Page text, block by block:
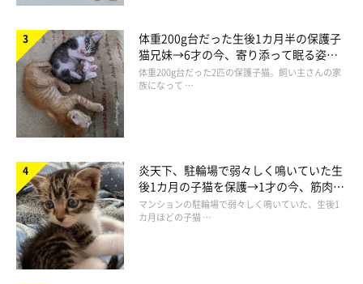
いました。
シャーシャー言われることについては、『これがちょびの挨拶方
法なんだ』と、良いように受け止めるようにしたんです」
体重200g台だった生後1カ月半の保護子
猫兄妹→6才の今、寄り添って眠る姿に
ほっこり！
体重200g台だった2匹の保護子猫。飼い主さんの家
族になって …
炎天下、駐輪場で弱々しく鳴いていた生
後1カ月の子猫を保護→1才の今、筋肉質
でツンデレなコに成長
マンションの駐輪場で弱々しく鳴いていた、生後1
カ月ほどの子猫 …